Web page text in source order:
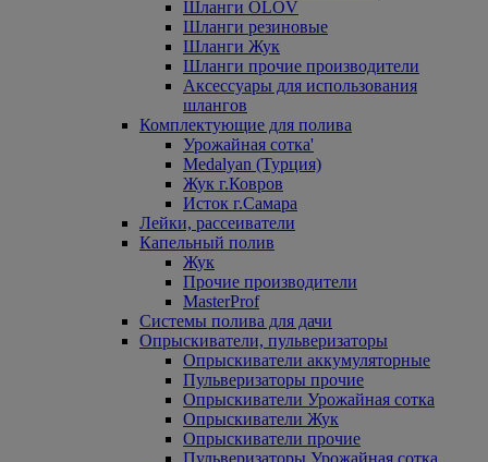
Шланги OLOV
Шланги резиновые
Шланги Жук
Шланги прочие производители
Аксессуары для использования
шлангов
Комплектующие для полива
Урожайная сотка'
Medalyan (Турция)
Жук г.Ковров
Исток г.Самара
Лейки, рассеиватели
Капельный полив
Жук
Прочие производители
MasterProf
Системы полива для дачи
Опрыскиватели, пульверизаторы
Опрыскиватели аккумуляторные
Пульверизаторы прочие
Опрыскиватели Урожайная сотка
Опрыскиватели Жук
Опрыскиватели прочие
Пульверизаторы Урожайная сотка